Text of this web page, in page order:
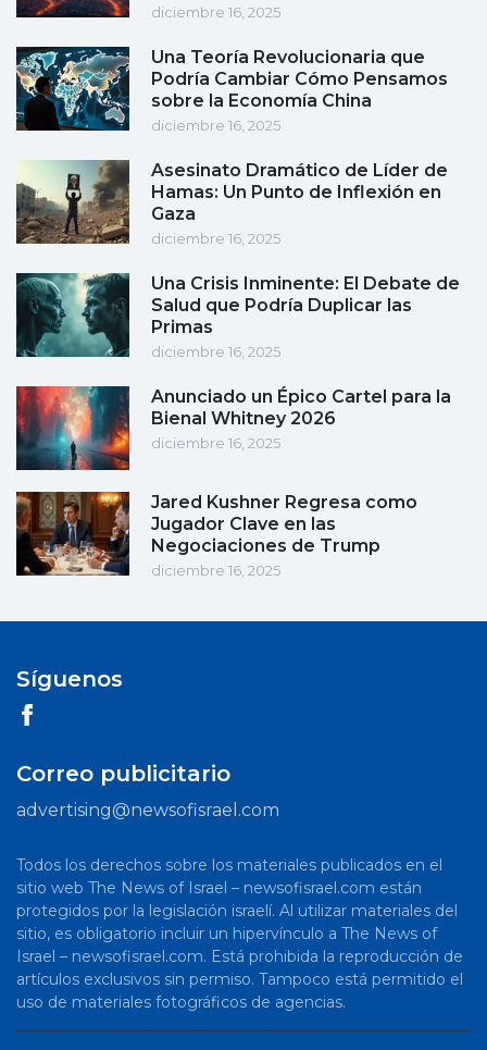
diciembre 16, 2025
Una Teoría Revolucionaria que
Podría Cambiar Cómo Pensamos
sobre la Economía China
diciembre 16, 2025
Asesinato Dramático de Líder de
Hamas: Un Punto de Inflexión en
Gaza
diciembre 16, 2025
Una Crisis Inminente: El Debate de
Salud que Podría Duplicar las
Primas
diciembre 16, 2025
Anunciado un Épico Cartel para la
Bienal Whitney 2026
diciembre 16, 2025
Jared Kushner Regresa como
Jugador Clave en las
Negociaciones de Trump
diciembre 16, 2025
Síguenos
Correo publicitario
advertising@newsofisrael.com
Todos los derechos sobre los materiales publicados en el
sitio web The News of Israel – newsofisrael.com están
protegidos por la legislación israelí. Al utilizar materiales del
sitio, es obligatorio incluir un hipervínculo a The News of
Israel – newsofisrael.com. Está prohibida la reproducción de
artículos exclusivos sin permiso. Tampoco está permitido el
uso de materiales fotográficos de agencias.